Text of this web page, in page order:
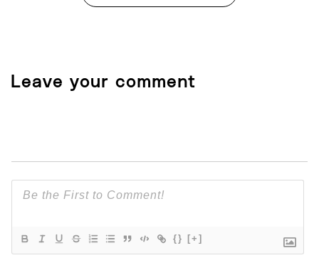
Leave your comment
{} [+]